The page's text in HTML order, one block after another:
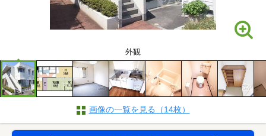
外観
画像の一覧を見る（14枚）